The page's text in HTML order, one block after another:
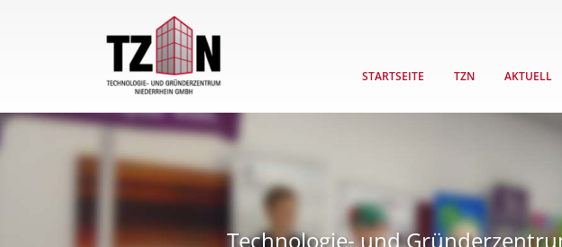
STARTSEITE TZN AKTUELL